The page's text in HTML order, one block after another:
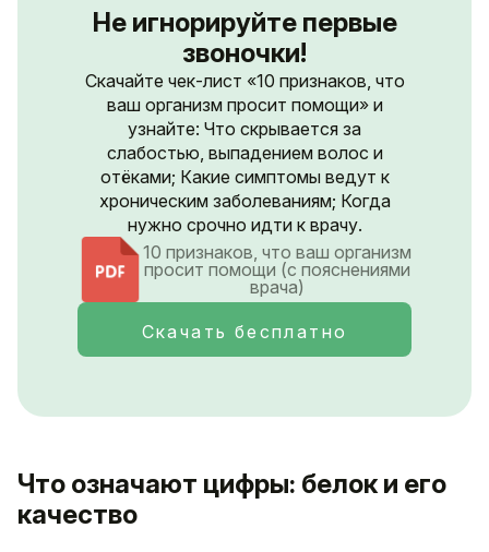
Не игнорируйте первые
звоночки!
Скачайте чек-лист «10 признаков, что
ваш организм просит помощи» и
узнайте: Что скрывается за
слабостью, выпадением волос и
отёками; Какие симптомы ведут к
хроническим заболеваниям; Когда
нужно срочно идти к врачу.
10 признаков, что ваш организм
просит помощи (с пояснениями
врача)
Скачать бесплатно
Что означают цифры: белок и его
качество